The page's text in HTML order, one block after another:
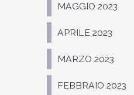
MAGGIO 2023
APRILE 2023
MARZO 2023
FEBBRAIO 2023